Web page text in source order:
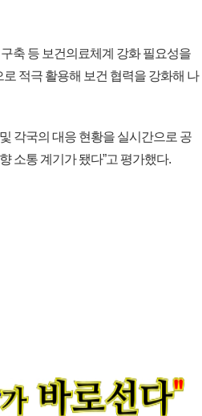
축 등 보건의료체계 강화 필요성을
적극 활용해 보건 협력을 강화해 나
각국의 대응 현황을 실시간으로 공
소통 계기가 됐다”고 평가했다.